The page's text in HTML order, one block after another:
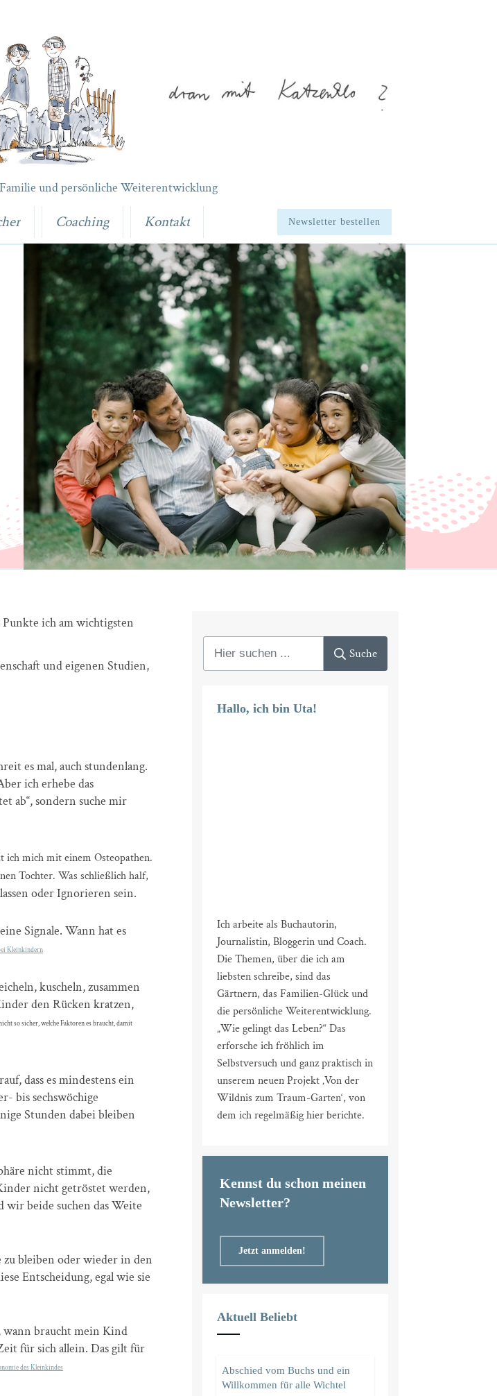
und persönliche Weiterentwicklung
Coaching Kontakt Newsletter bestellen
ich am wichtigsten
und eigenen Studien,
es mal, auch stundenlang.
ich erhebe das
ab“, sondern suche mir
ich mich mit einem Osteopathen.
Tochter. Was schließlich half,
oder Ignorieren sein.
Signale. Wann hat es
Kleinkindern
kuscheln, zusammen
den Rücken kratzen,
so sicher, welche Faktoren es braucht, damit
dass es mindestens ein
bis sechswöchige
Stunden dabei bleiben
nicht stimmt, die
nicht getröstet werden,
beide suchen das Weite
bleiben oder wieder in den
Entscheidung, egal wie sie
wann braucht mein Kind
für sich allein. Das gilt für
des Kleinkindes
Suche
Hallo, ich bin Uta!
Ich arbeite als Buchautorin,
Journalistin, Bloggerin und Coach.
Die Themen, über die ich am
liebsten schreibe, sind das
Gärtnern, das Familien-Glück und
die persönliche Weiterentwicklung.
„Wie gelingt das Leben?“ Das
erforsche ich fröhlich im
Selbstversuch und ganz praktisch in
unserem neuen Projekt ‚Von der
Wildnis zum Traum-Garten‘, von
dem ich regelmäßig hier berichte.
Kennst du schon meinen
Newsletter?
Jetzt anmelden!
Aktuell Beliebt
Abschied vom Buchs und ein
Willkommen für alle Wichtel